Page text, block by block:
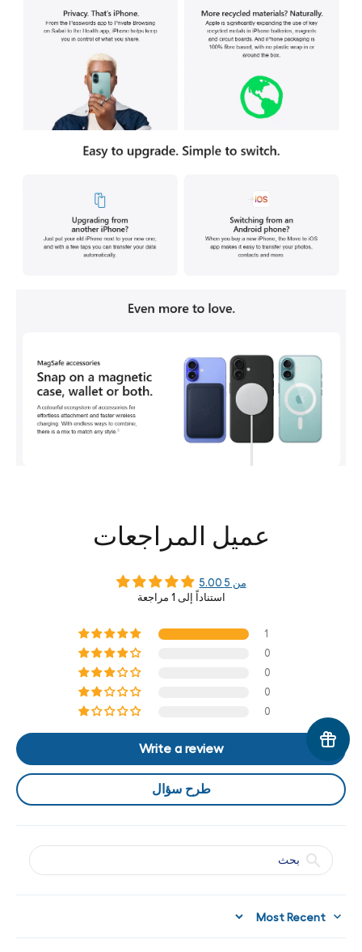
عميل المراجعات
5.00 من 5
استناداً إلى 1 مراجعة
1
0
0
0
0
Write a review
طرح سؤال
Sort by